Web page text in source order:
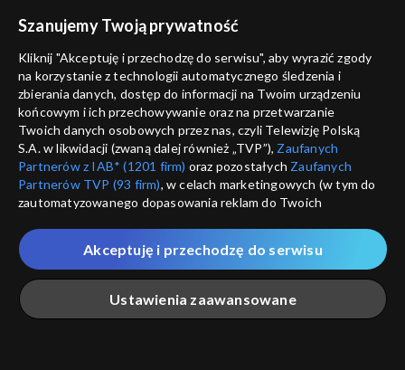
ANULUJ
informacje o dostawcy usług
Szanujemy Twoją prywatność
Kliknij "Akceptuję i przechodzę do serwisu", aby wyrazić zgody
na korzystanie z technologii automatycznego śledzenia i
zbierania danych, dostęp do informacji na Twoim urządzeniu
końcowym i ich przechowywanie oraz na przetwarzanie
Twoich danych osobowych przez nas, czyli Telewizję Polską
S.A. w likwidacji (zwaną dalej również „TVP”), Zaufanych
Partnerów z IAB* (1201 firm) oraz pozostałych Zaufanych
Partnerów TVP (93 firm), w celach marketingowych (w tym do
zautomatyzowanego dopasowania reklam do Twoich
które wskazujemy poniżej, a także zgody na udostępnianie
przez nas identyfikatora PPID do Google.
Twoje dane osobowe zbierane podczas odwiedzania przez
Ciebie naszych
poszczególnych serwisówzwanych dalej
„Portalem”, w tym informacje zapisywane za pomocą
Ustawienia zaawansowane
Akceptuję i przechodzę do serwisu